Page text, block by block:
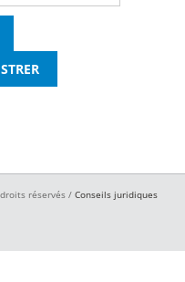
réservés / Conseils juridiques